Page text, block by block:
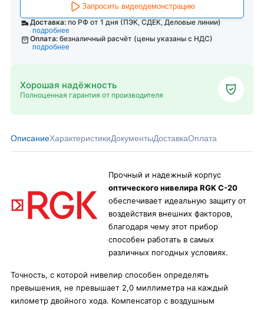
Запросить видеодемонстрацию
Доставка: по РФ от 1 дня (ПЭК, СДЕК, Деловые линии)
подробнее
Оплата: безналичный расчёт (цены указаны с НДС)
подробнее
Хорошая надёжность
Полноценная гарантия от производителя
ОписаниеХарактеристикиДокументыДоставкаОплата
Прочный и надежный корпус
оптического нивелира RGK C-20
обеспечивает идеальную защиту от
воздействия внешних факторов,
благодаря чему этот прибор
способен работать в самых
различных погодных условиях.
Точность, с которой нивелир способен определять
превышения, не превышает 2,0 миллиметра на каждый
километр двойного хода. Компенсатор с воздушным